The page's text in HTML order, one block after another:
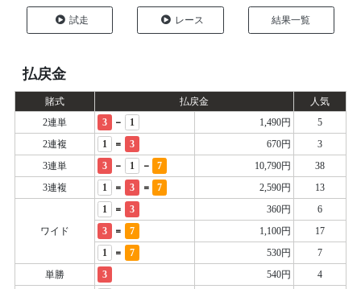
試走 レース 結果一覧
払戻金
賭式 払戻金
人気
2連単
3 - 1 1,490円
5
2連複
1 = 3 670円
3
3連単
3 - 1 - 7 10,790円
38
3連複
1 = 3 = 7 2,590円 13
ワイド
1 = 3 360円
6
3
= 7 1,100円
17
1
= 7 530円
7
単勝
3 540円 4